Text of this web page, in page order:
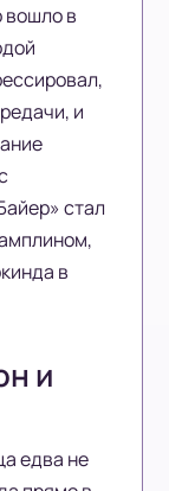
вошло в
и
стал
в
и
едва не